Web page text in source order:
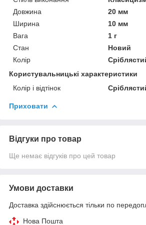
Довжина
20 мм
Ширина
10 мм
Вага
1 г
Стан
Новий
Колір
Користувальницькі характеристики
Колір і відтінок
Приховати
Відгуки про товар
Ще немає відгуків про цей товар
Умови доставки
Доставка здійснюється тільки по
Нова Пошта